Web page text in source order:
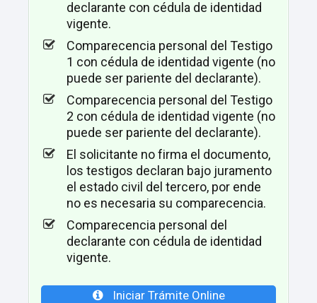
declarante con cédula de identidad
vigente.
Comparecencia personal del Testigo
1 con cédula de identidad vigente (no
puede ser pariente del declarante).
Comparecencia personal del Testigo
2 con cédula de identidad vigente (no
puede ser pariente del declarante).
El solicitante no firma el documento,
los testigos declaran bajo juramento
el estado civil del tercero, por ende
no es necesaria su comparecencia.
Comparecencia personal del
declarante con cédula de identidad
vigente.
Iniciar Trámite Online